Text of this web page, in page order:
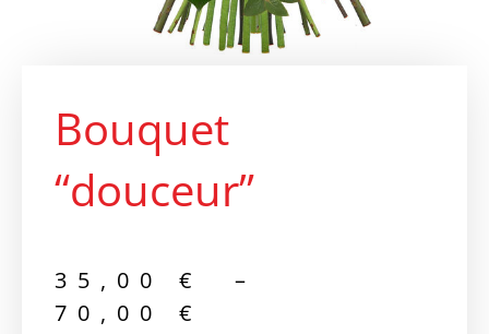
Bouquet
“douceur”
35,00 €
–
70,00 €